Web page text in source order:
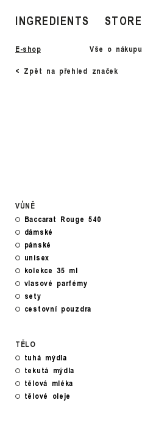
INGREDIENTS STORE
E-shop Vše o nákupu
< Zpět na přehled značek
VŮNĚ
Baccarat Rouge 540
dámské
pánské
unisex
kolekce 35 ml
vlasové parfémy
sety
cestovní pouzdra
TĚLO
tuhá mýdla
tekutá mýdla
tělová mléka
tělové oleje